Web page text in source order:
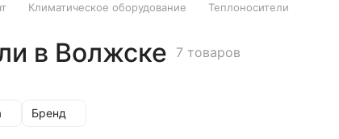
Климатическое оборудование Теплоносители
в Волжске 7 товаров
Бренд